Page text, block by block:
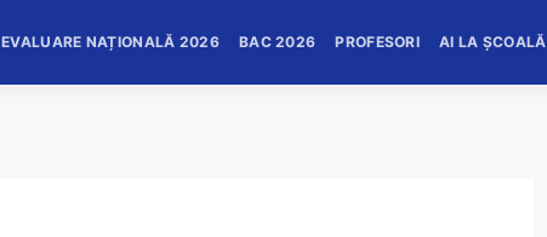
EVALUARE NAȚIONALĂ 2026 BAC 2026 PROFESORI AI LA ȘCOALĂ